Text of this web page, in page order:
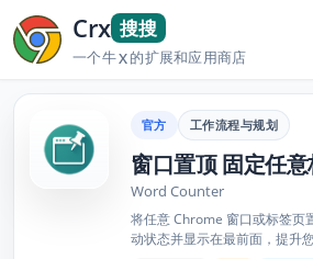
Crx 搜搜
一个牛X的扩展和应用商店
官方 工作流程与规划
窗口置顶 固定任
Word Counter
将任意 Chrome 窗口或标签页
动状态并显示在最前面，提升